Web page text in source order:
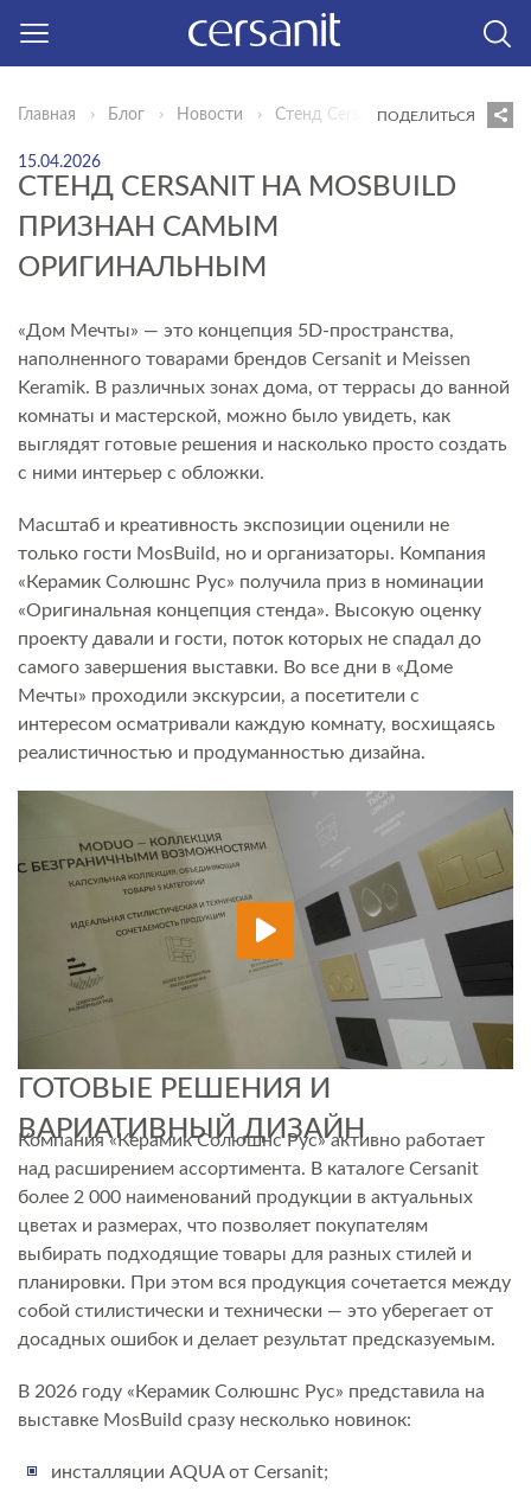
Главная Блог Новости Стенд Cersanit на MosBuild
ПОДЕЛИТЬСЯ
15.04.2026
СТЕНД CERSANIT НА MOSBUILD
ПРИЗНАН САМЫМ
ОРИГИНАЛЬНЫМ
«Дом Мечты» — это концепция 5D-пространства,
наполненного товарами брендов Cersanit и Meissen
Keramik. В различных зонах дома, от террасы до ванной
комнаты и мастерской, можно было увидеть, как
выглядят готовые решения и насколько просто создать
с ними интерьер с обложки.
Масштаб и креативность экспозиции оценили не
только гости MosBuild, но и организаторы. Компания
«Керамик Солюшнс Рус» получила приз в номинации
«Оригинальная концепция стенда». Высокую оценку
проекту давали и гости, поток которых не спадал до
самого завершения выставки. Во все дни в «Доме
Мечты» проходили экскурсии, а посетители с
интересом осматривали каждую комнату, восхищаясь
реалистичностью и продуманностью дизайна.
ГОТОВЫЕ РЕШЕНИЯ И
ВАРИАТИВНЫЙ ДИЗАЙН
Компания «Керамик Солюшнс Рус» активно работает
над расширением ассортимента. В каталоге Cersanit
более 2 000 наименований продукции в актуальных
цветах и размерах, что позволяет покупателям
выбирать подходящие товары для разных стилей и
планировки. При этом вся продукция сочетается между
собой стилистически и технически — это уберегает от
досадных ошибок и делает результат предсказуемым.
В 2026 году «Керамик Солюшнс Рус» представила на
выставке MosBuild сразу несколько новинок:
инсталляции AQUA от Cersanit;